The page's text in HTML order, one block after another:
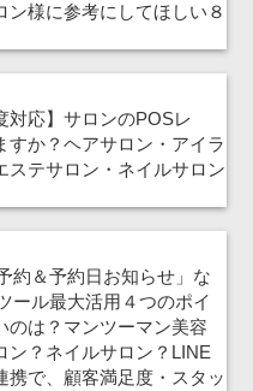
ン様に参考にしてほしい８
対応】サロンのPOSレ
すか？ヘアサロン・アイラ
ステサロン・ネイルサロン
約＆予約日お知らせ」な
ール最大活用４つのポイ
のは？マンツーマン美容
ン？ネイルサロン？LINE
携で、顧客満足度・スタッ